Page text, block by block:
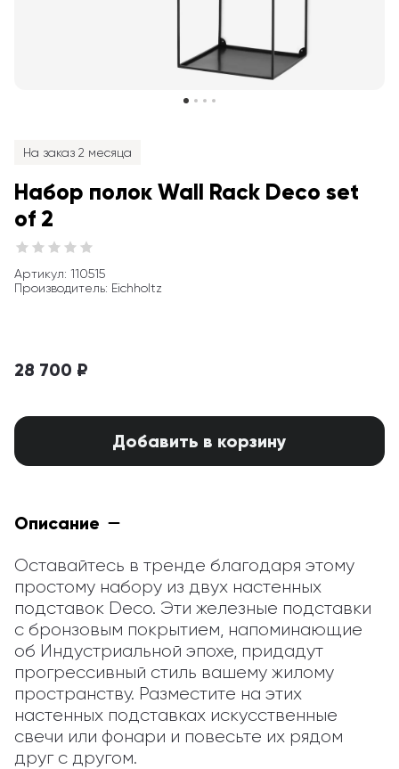
На заказ 2 месяца
Набор полок Wall Rack Deco set
of 2
Артикул: 110515
Производитель: Eichholtz
28 700 ₽
Добавить в корзину
Описание
Оставайтесь в тренде благодаря этому
простому набору из двух настенных
подставок Deco. Эти железные подставки
с бронзовым покрытием, напоминающие
об Индустриальной эпохе, придадут
прогрессивный стиль вашему жилому
пространству. Разместите на этих
настенных подставках искусственные
свечи или фонари и повесьте их рядом
друг с другом.